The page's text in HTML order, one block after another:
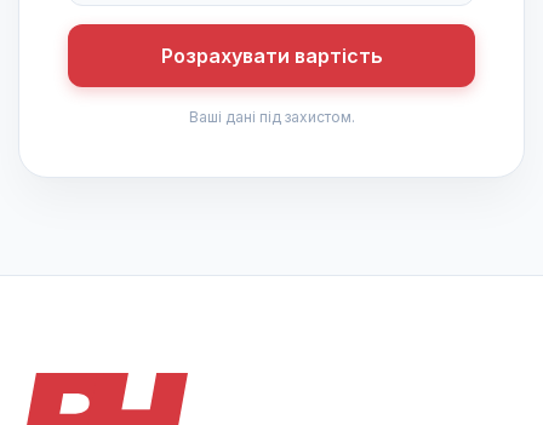
Розрахувати вартість
Ваші дані під захистом.